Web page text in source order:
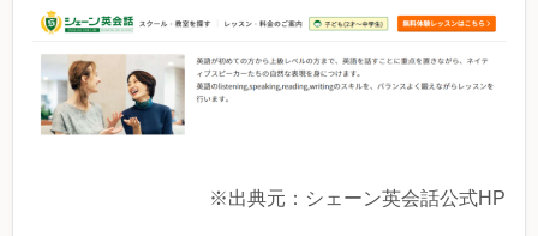
※出典元：シェーン英会話公式HP